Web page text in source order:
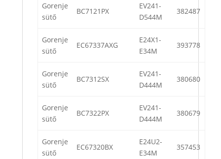
Gorenje
sütő
BC7121PX
EV241-
D544M
382487
Gorenje
sütő
EC67337AXG
E24X1-
E34M
393778
Gorenje
sütő
BC7312SX
EV241-
D444M
380680
Gorenje
sütő
BC7322PX
EV241-
D444M
380679
Gorenje
sütő
EC67320BX
E24U2-
E34M
357453